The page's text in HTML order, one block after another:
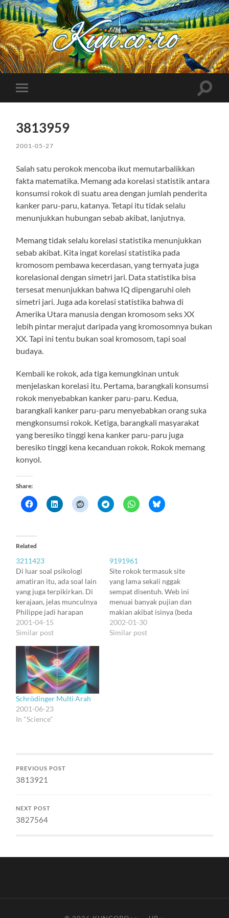
Kuncoro++
Toggle
mobile
Toggle
3813959
2001-05-27
Salah satu perokok mencoba ikut memutarbalikkan
fakta matematika. Memang ada korelasi statistik antara
konsumsi rokok di suatu area dengan jumlah penderita
kanker paru-paru, katanya. Tetapi itu tidak selalu
menunjukkan hubungan sebab akibat, lanjutnya.
Memang tidak selalu korelasi statistika menunjukkan
sebab akibat. Kita ingat korelasi statistika pada
kromosom pembawa kecerdasan, yang ternyata juga
korelasional dengan simetri jari. Data statistika bisa
tersesat menunjukkan bahwa IQ dipengaruhi oleh
simetri jari. Juga ada korelasi statistika bahwa di
Amerika Utara manusia dengan kromosom seks XX
lebih pintar merajut daripada yang kromosomnya bukan
XX. Tapi ini tentu bukan soal kromosom, tapi soal
budaya.
Kembali ke rokok, ada tiga kemungkinan untuk
menjelaskan korelasi itu. Pertama, barangkali konsumsi
rokok menyebabkan kanker paru-paru. Kedua,
barangkali kanker paru-paru menyebabkan orang suka
mengkonsumsi rokok. Ketiga, barangkali masyarakat
yang beresiko tinggi kena kanker paru-paru juga
beresiko tinggi kena kecanduan rokok. Rokok memang
konyol.
Share:
Related
3211423
Di luar soal psikologi
amatiran itu, ada soal lain
yang juga terpikirkan. Di
kerajaan, jelas munculnya
Philippe jadi harapan
semua orang, soalnya
orang masih percaya
(termasuk Dumas sebagai
si penulis cerita). Tapi apa
soal keturunan itu valid?
Banyak yang percaya
bahwa genetika benar-
benar membentuk
kualitas manusia dan…
2001-04-15
Similar post
9191961
Site rokok termasuk site
yang lama sekali nggak
sempat disentuh. Web ini
menuai banyak pujian dan
makian akibat isinya (beda
dengan komunikasi yang
jarang menuai makian).
2002-01-30
Similar post
Schrödinger Multi Arah
2001-06-23
In "Science"
PREVIOUS POST
3813921
NEXT POST
3827564